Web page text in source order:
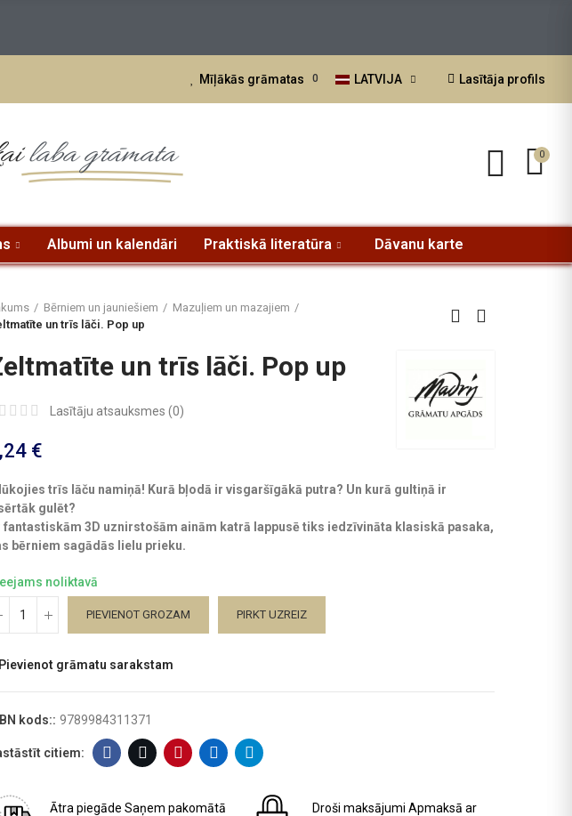
Mīļākās grāmatas 0 LATVIJA Lasītāja profils
laba grāmata 0
Albumi un kalendāri Praktiskā literatūra Dāvanu karte
Bērniem un jauniešiem
Mazuļiem un mazajiem
un trīs lāči. Pop up
un trīs lāči. Pop up
Lasītāju atsauksmes (0)
€
trīs lāču namiņā! Kurā bļodā ir visgaršīgākā putra? Un kurā gultiņā ir
gulēt?
fantastiskām 3D uznirstošām ainām katrā lappusē tiks iedzīvināta klasiskā pasaka,
bērniem sagādās lielu prieku.
noliktavā
PIEVIENOT GROZAM PIRKT UZREIZ
Pievienot grāmatu sarakstam
kods:: 9789984311371
Ātra piegāde Saņem pakomātā
Droši maksājumi Apmaksā ar